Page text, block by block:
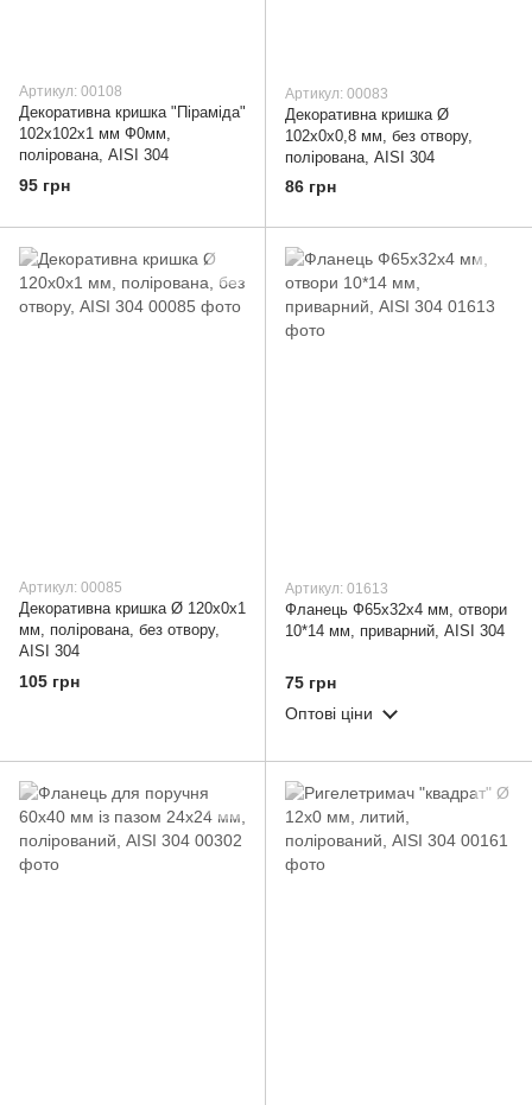
Артикул: 00108
Декоративна кришка "Піраміда"
102х102х1 мм Ф0мм,
полірована, AISI 304
95 грн
Артикул: 00083
Декоративна кришка Ø
102х0х0,8 мм, без отвору,
полірована, AISI 304
86 грн
Артикул: 00085
Декоративна кришка Ø 120х0х1
мм, полірована, без отвору,
AISI 304
105 грн
Артикул: 01613
Фланець Ф65х32х4 мм, отвори
10*14 мм, приварний, AISI 304
75 грн
Оптові ціни